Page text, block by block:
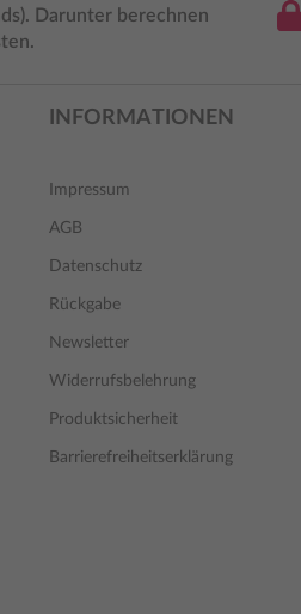
Darunter berechnen
INFORMATIONEN
Impressum
AGB
Datenschutz
Rückgabe
Newsletter
Widerrufsbelehrung
Produktsicherheit
Barrierefreiheitserklärung